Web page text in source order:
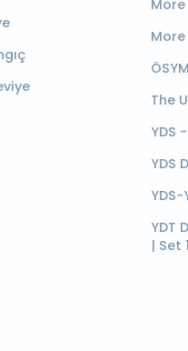
More
The
YDS
YDS
YDS-
YDT
| Set 1